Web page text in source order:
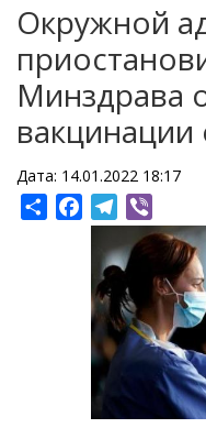
Окружной
Минздрава
вакцинации
Дата: 14.01.2022 18:17
ShareFacebookTelegram